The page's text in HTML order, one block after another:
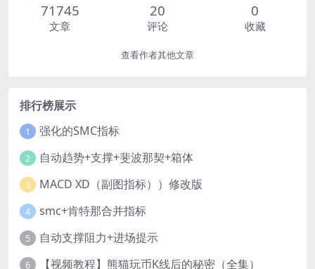
71745
文章
20
评论
0
收藏
查看作者其他文章
排行榜展示
1 强化的SMC指标
2 自动趋势+支撑+斐波那契+箱体
3 MACD XD（副图指标））修改版
4 smc+肯特那合并指标
5 自动支撑阻力+进场提示
6 【视频教程】熊猫玩币K线后的秘密（全集）